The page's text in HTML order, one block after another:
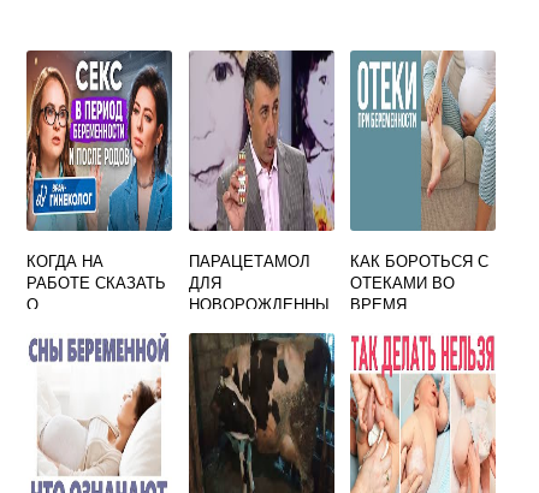
КОГДА НА
РАБОТЕ СКАЗАТЬ
О
ФОРУМ
ПАРАЦЕТАМОЛ
ДЛЯ
НОВОРОЖДЕННЫ
ПАРАЦЕТАМОЛ
ГРУДНИЧКУ ПРИ
ВЫСОКОЙ
ТЕМПЕРАТУРЕ
КАК БОРОТЬСЯ С
ОТЕКАМИ ВО
ВРЕМЯ